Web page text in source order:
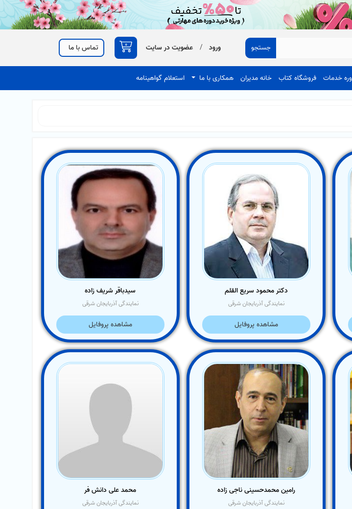
جستجو ورود / عضویت در سایت 0 تماس با ما
خدمات فروشگاه کتاب خانه مدیران همکاری با ما استعلام گواهینامه
دکتر محمود سریع القلم
نمایندگی آذربایجان شرقی
مشاهده پروفایل
سیدباقر شریف زاده
نمایندگی آذربایجان شرقی
مشاهده پروفایل
رامین محمدحسینی ناجی زاده
نمایندگی آذربایجان شرقی
محمد علی دانش فر
نمایندگی آذربایجان شرقی